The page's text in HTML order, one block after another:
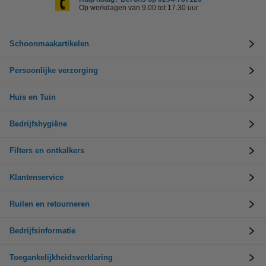
Op werkdagen van 9.00 tot 17.30 uur
Schoonmaakartikelen
Persoonlijke verzorging
Huis en Tuin
Bedrijfshygiëne
Filters en ontkalkers
Klantenservice
Ruilen en retourneren
Bedrijfsinformatie
Toegankelijkheidsverklaring